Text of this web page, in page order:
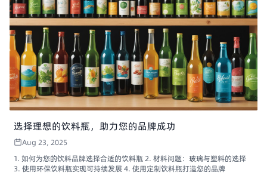
选择理想的饮料瓶，助力您的品牌成功
Aug 23, 2025
1. 如何为您的饮料品牌选择合适的饮料瓶 2. 材料问题：玻璃与塑料的选择
3. 使用环保饮料瓶实现可持续发展 4. 使用定制饮料瓶打造您的品牌